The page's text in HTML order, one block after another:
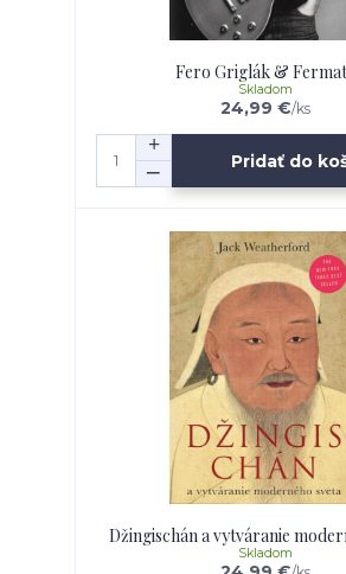
Fero Griglák &
24,99 €/ks
Skladom
Pridať do
Džingischán a vytváranie
Skladom